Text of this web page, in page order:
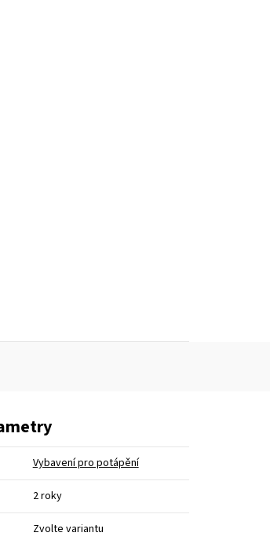
Vybavení pro potápění
2 roky
Zvolte variantu